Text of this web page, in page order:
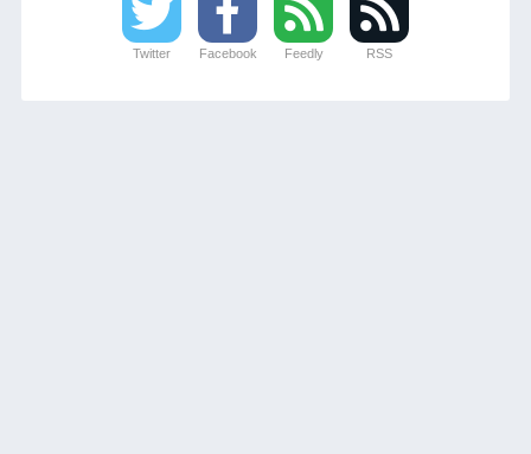
Twitter Facebook Feedly RSS